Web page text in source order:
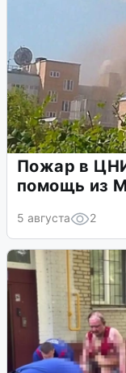
Пожар в
помощь из
5 августа 2